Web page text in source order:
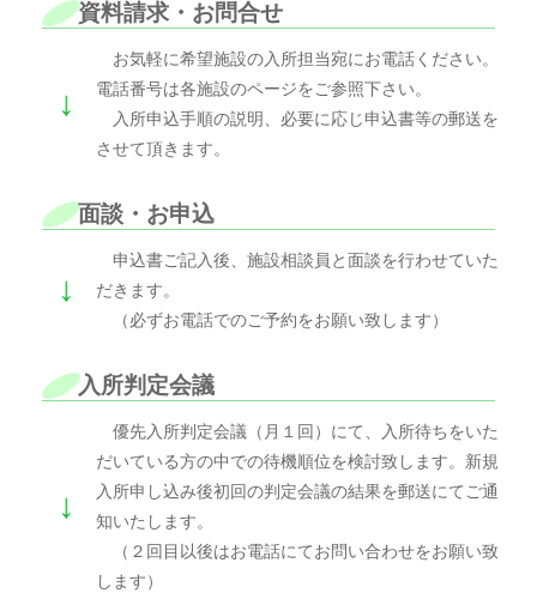
資料請求・お問合せ
↓
お気軽に希望施設の入所担当宛にお電話ください。
電話番号は各施設のページをご参照下さい。
入所申込手順の説明、必要に応じ申込書等の郵送を
させて頂きます。
面談・お申込
↓
申込書ご記入後、施設相談員と面談を行わせていた
だきます。
（必ずお電話でのご予約をお願い致します）
入所判定会議
↓
優先入所判定会議（月１回）にて、入所待ちをいた
だいている方の中での待機順位を検討致します。新規
入所申し込み後初回の判定会議の結果を郵送にてご通
知いたします。
（２回目以後はお電話にてお問い合わせをお願い致
します）